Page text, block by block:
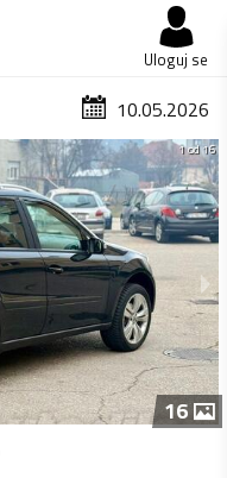
Uloguj se
10.05.2026
1 od 16
16